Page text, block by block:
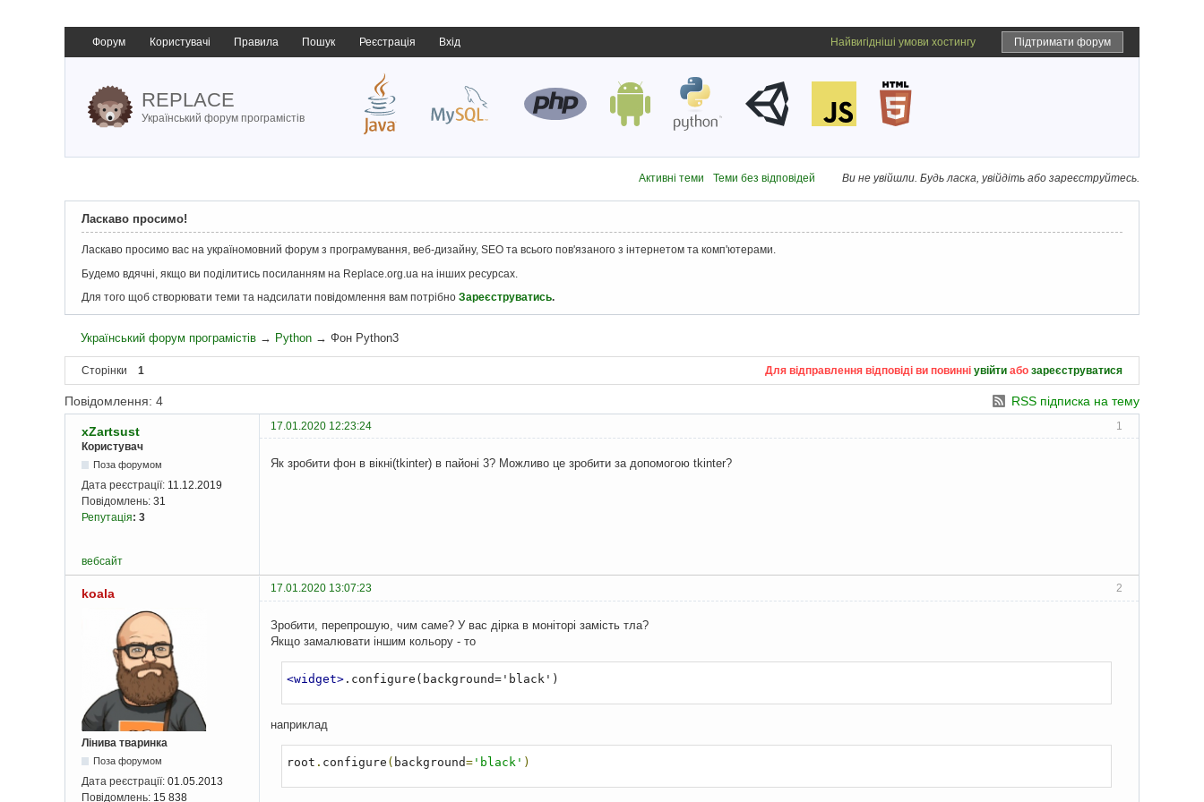
Форум Користувачі Правила Пошук Реєстрація Вхід Підтримати форум
Найвигідніші умови хостингу
REPLACE
Український форум програмістів
Ви не увійшли. Будь ласка, увійдіть або зареєструйтесь.
Активні теми Теми без відповідей
Ласкаво просимо!
Ласкаво просимо вас на україномовний форум з програмування, веб-дизайну, SEO та всього пов'язаного з інтернетом та комп'ютерами.
Будемо вдячні, якщо ви поділитись посиланням на Replace.org.ua на інших ресурсах.
Для того щоб створювати теми та надсилати повідомлення вам потрібно Зареєструватись.
Український форум програмістів → Python →Фон Python3
Сторінки 1 Для відправлення відповіді ви повинні увійти або зареєструватися
RSS підписка на тему
Повідомлення: 4
1
xZartsust
17.01.2020 12:23:24
Користувач
Поза форумом
Дата реєстрації: 11.12.2019
Повідомлень: 31
Репутація: 3
Як зробити фон в вікні(tkinter) в пайоні 3? Можливо це зробити за допомогою tkinter?
вебсайт
2
koala 17.01.2020 13:07:23
Лінива тваринка
Поза форумом
Дата реєстрації: 01.05.2013
Повідомлень: 15 838
Зробити, перепрошую, чим саме? У вас дірка в моніторі замість тла?
Якщо замалювати іншим кольору - то
<widget>.configure(background='black')
наприклад
root . configure ( background='black' )